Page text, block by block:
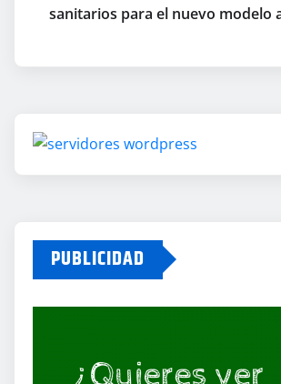
sanitarios para el nuevo modelo
PUBLICIDAD